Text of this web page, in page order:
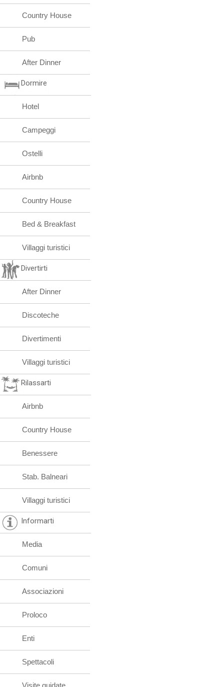
Country House
Pub
After Dinner
Dormire
Hotel
Campeggi
Ostelli
Airbnb
Country House
Bed & Breakfast
Villaggi turistici
Divertirti
After Dinner
Discoteche
Divertimenti
Villaggi turistici
Rilassarti
Airbnb
Country House
Benessere
Stab. Balneari
Villaggi turistici
Informarti
Media
Comuni
Associazioni
Proloco
Enti
Spettacoli
Visite guidate